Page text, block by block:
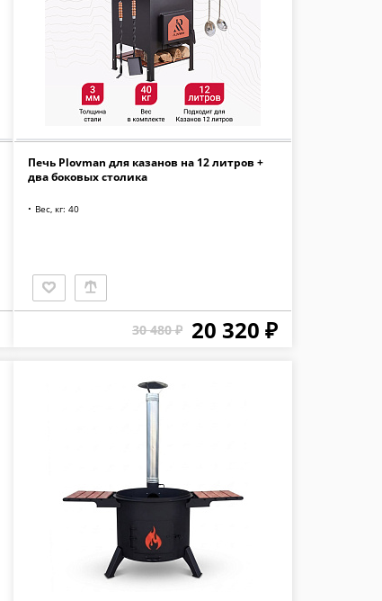
Печь Plovman для казанов на 12 литров +
два боковых столика
Вес, кг: 40
30 480 ₽ 20 320 ₽